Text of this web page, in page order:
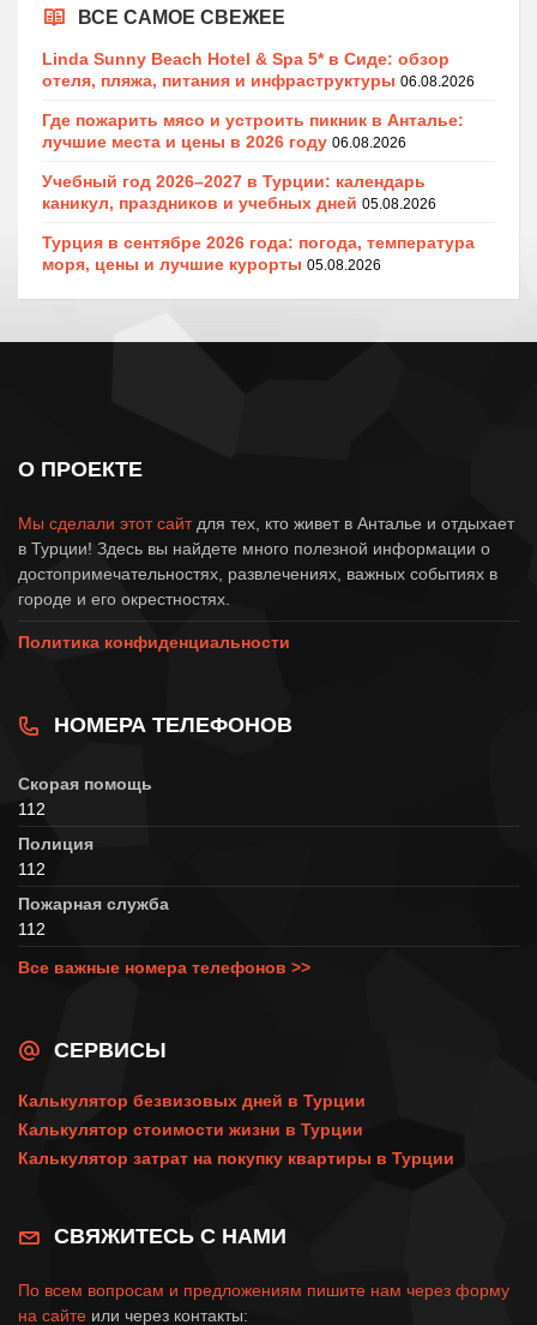
ВСЕ САМОЕ СВЕЖЕЕ
Linda Sunny Beach Hotel & Spa 5* в Сиде: обзор
отеля, пляжа, питания и инфраструктуры 06.08.2026
Где пожарить мясо и устроить пикник в Анталье:
лучшие места и цены в 2026 году 06.08.2026
Учебный год 2026–2027 в Турции: календарь
каникул, праздников и учебных дней 05.08.2026
Турция в сентябре 2026 года: погода, температура
моря, цены и лучшие курорты 05.08.2026
О ПРОЕКТЕ
Мы сделали этот сайтдля тех, кто живет в Анталье и отдыхает
в Турции! Здесь вы найдете много полезной информации о
достопримечательностях, развлечениях, важных событиях в
городе и его окрестностях.
Политика конфиденциальности
НОМЕРА ТЕЛЕФОНОВ
Скорая помощь
112
Полиция
112
Пожарная служба
112
Все важные номера телефонов >>
СЕРВИСЫ
Калькулятор безвизовых дней в Турции
Калькулятор стоимости жизни в Турции
Калькулятор затрат на покупку квартиры в Турции
СВЯЖИТЕСЬ С НАМИ
По всем вопросам и предложениям пишите нам через форму
на сайте или через контакты: